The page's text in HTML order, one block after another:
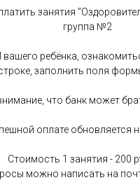
занятия
группа №2
ребёнка,
заполнить поля
что банк может
оплате обновляется
Стоимость 1 занятия - 200
можно написать на